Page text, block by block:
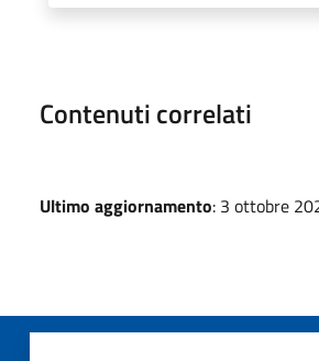
Contenuti correlati
Ultimo aggiornamento: 3 ottobre